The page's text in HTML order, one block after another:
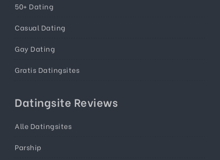
50+ Dating
Casual Dating
Gay Dating
Gratis Datingsites
Datingsite Reviews
Alle Datingsites
Parship